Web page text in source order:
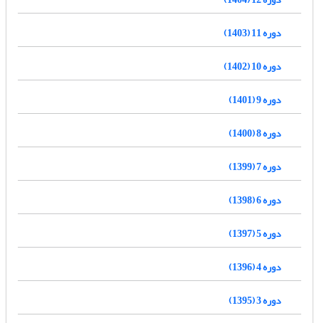
دوره 11 (1403)
دوره 10 (1402)
دوره 9 (1401)
دوره 8 (1400)
دوره 7 (1399)
دوره 6 (1398)
دوره 5 (1397)
دوره 4 (1396)
دوره 3 (1395)